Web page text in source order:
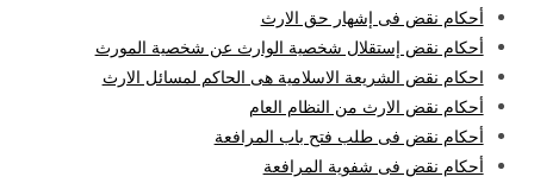
أحكام نقض فى إشهار حق الارث
أحكام نقض إستقلال شخصية الوارث عن شخصية المورث
احكام نقض الشريعة الاسلامية هى الحاكم لمسائل الارث
أحكام نقض الارث من النظام العام
أحكام نقض فى طلب فتح باب المرافعة
أحكام نقض فى شفوية المرافعة